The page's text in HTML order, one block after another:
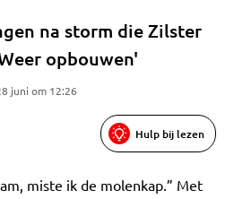
na storm die Zilster
opbouwen'
juni om 12:26
Hulp bij lezen
miste ik de molenkap.” Met